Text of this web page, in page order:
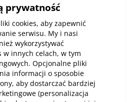
online
online
mobilną
prywatność
cookies, aby zapewnić
serwisu. My i nasi
wykorzystywać
w innych celach, w tym
Opcjonalne pliki
informacji o sposobie
aby dostarczać bardziej
(personalizacja